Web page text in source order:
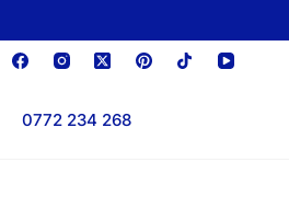
0772 234 268